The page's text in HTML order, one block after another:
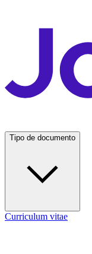
Tipo de documento
Curriculum vitae